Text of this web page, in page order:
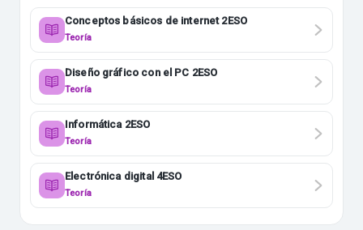
Conceptos básicos de internet 2ESO
Teoría
Diseño gráfico con el PC 2ESO
Teoría
Informática 2ESO
Teoría
Electrónica digital 4ESO
Teoría